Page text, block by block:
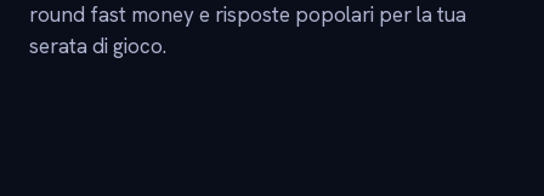
round fast money e risposte popolari per la tua
serata di gioco.